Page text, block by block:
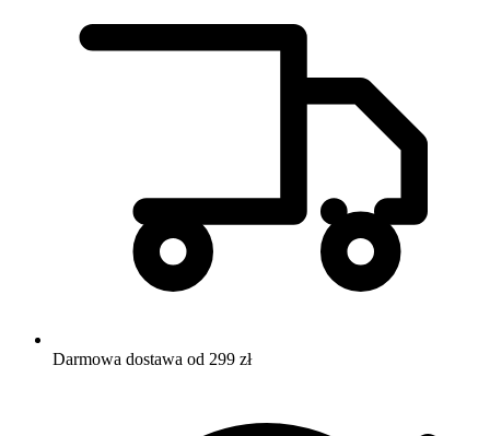
Darmowa dostawa od 299 zł